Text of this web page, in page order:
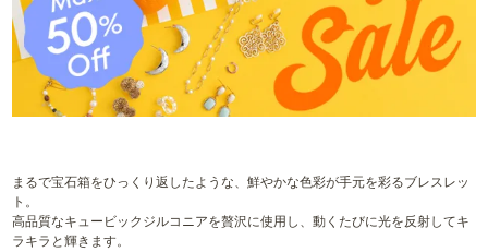
まるで宝石箱をひっくり返したような、鮮やかな色彩が手元を彩るブレスレッ
ト。
高品質なキュービックジルコニアを贅沢に使用し、動くたびに光を反射してキ
ラキラと輝きます。